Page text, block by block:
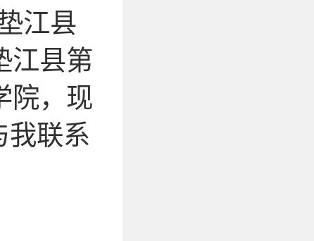
江县
江县第
院，现
联系